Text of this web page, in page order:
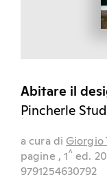
Abitare il
Pincherle
a cura di Giorgio
pagine , 1^ ed.
9791254630792